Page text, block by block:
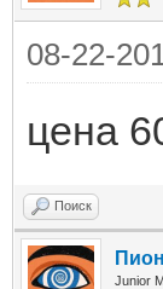
08-22-
цена
Поиск
Junior